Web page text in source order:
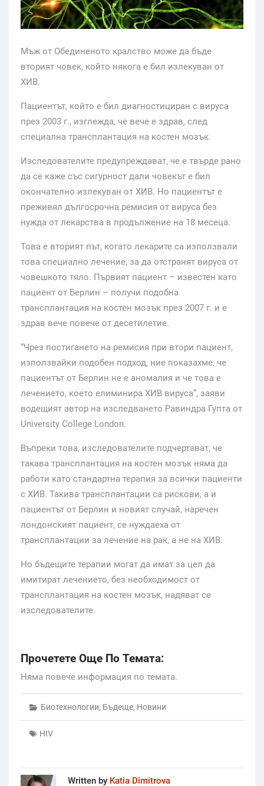
Мъж от Обединеното кралство може да бъде
вторият човек, който някога е бил излекуван от
ХИВ.
Пациентът, който е бил диагностициран с вируса
през 2003 г., изглежда, че вече е здрав, след
специална трансплантация на костен мозък.
Изследователите предупреждават, че е твърде рано
да се каже със сигурност дали човекът е бил
окончателно излекуван от ХИВ. Но пациентът е
преживял дългосрочна ремисия от вируса без
нужда от лекарства в продължение на 18 месеца.
Това е вторият път, когато лекарите са използвали
това специално лечение, за да отстранят вируса от
човешкото тяло. Първият пациент – известен като
пациент от Берлин – получи подобна
трансплантация на костен мозък през 2007 г. и е
здрав вече повече от десетилетие.
“Чрез постигането на ремисия при втори пациент,
използвайки подобен подход, ние показахме, че
пациентът от Берлин не е аномалия и че това е
лечението, което елиминира ХИВ вируса”, заяви
водещият автор на изследването Равиндра Гупта от
University College London.
Въпреки това, изследователите подчертават, че
такава трансплантация на костен мозък няма да
работи като стандартна терапия за всички пациенти
с ХИВ. Такива трансплантации са рискови, а и
пациентът от Берлин и новият случай, наречен
лондонският пациент, се нуждаеха от
трансплантации за лечение на рак, а не на ХИВ.
Но бъдещите терапии могат да имат за цел да
имитират лечението, без необходимост от
трансплантация на костен мозък, надяват се
изследователите.
Прочетете Още По Темата:
Няма повече информация по темата.
Биотехнологии, Бъдеще, Новини
HIV
Written by Katia Dimitrova